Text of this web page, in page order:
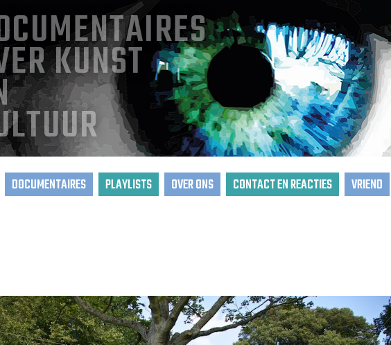
KUNST
DOCUMENTAIRES PLAYLISTS OVER ONS CONTACT EN REACTIES VRIEND